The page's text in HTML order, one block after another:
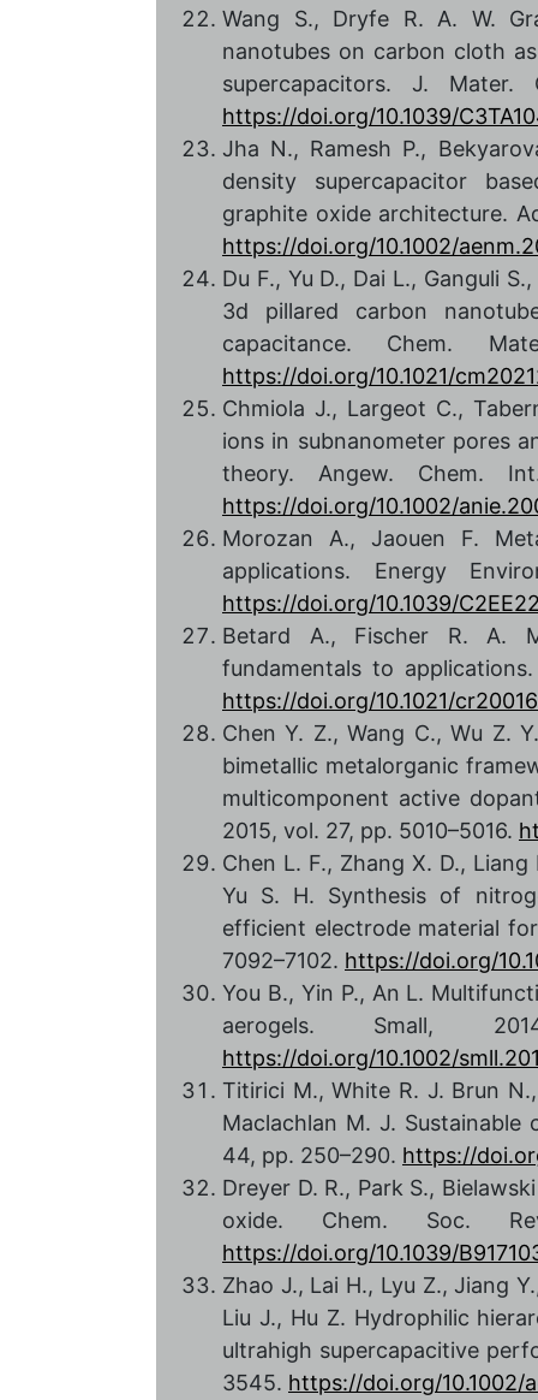
Wang S., Dryfe R. A. W.
nanotubes on carbon cloth
supercapacitors. J.
https://doi.org/10.1039/
Jha N., Ramesh P.,
density supercapacitor
graphite oxide architecture.
https://doi.org/10.1002/
Du F., Yu D., Dai L., Ganguli
3d pillared carbon
capacitance. Chem.
https://doi.org/10.1021/
Chmiola J., Largeot C.,
ions in subnanometer pores
theory. Angew. Chem.
https://doi.org/10.1002/
Morozan A., Jaouen F.
applications. Energy
https://doi.org/10.1039/
Betard A., Fischer R. A.
fundamentals to
https://doi.org/10.1021/
Chen Y. Z., Wang C., Wu Z.
bimetallic metalorganic
multicomponent active
2015, vol. 27, pp. 5010–5016.
Chen L. F., Zhang X. D., Liang
Yu S. H. Synthesis of
efficient electrode material
7092–7102. https://doi.org/
You B., Yin P., An L.
aerogels. Small,
https://doi.org/10.1002/
Titirici M., White R. J. Brun
Maclachlan M. J. Sustainable
44, pp. 250–290. https://
Dreyer D. R., Park S.,
oxide. Chem. Soc.
https://doi.org/10.1039/
Zhao J., Lai H., Lyu Z., Jiang
Liu J., Hu Z. Hydrophilic
ultrahigh supercapacitive
3545. https://doi.org/10.1002/